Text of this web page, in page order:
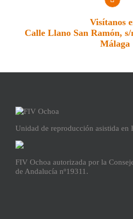
Visítanos
Calle Llano San Ramón,
Málaga
Unidad de reproducción asistida en
FIV Ochoa autorizada por la
de Andalucía nº19311.